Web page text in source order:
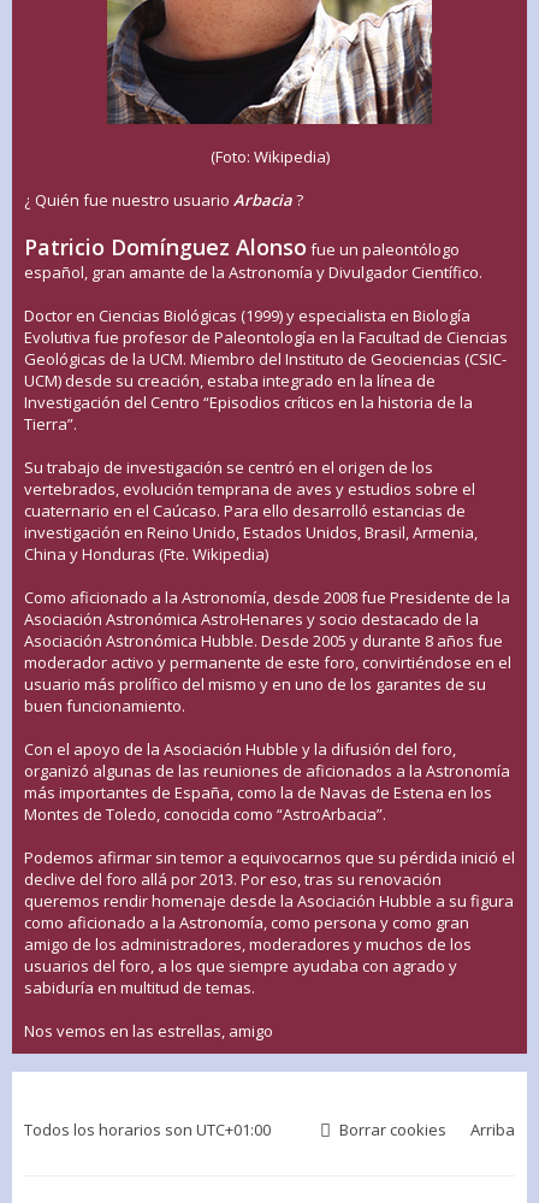
(Foto: Wikipedia)
¿ Quién fue nuestro usuario Arbacia?
Patricio Domínguez Alonso fue un paleontólogo
español, gran amante de la Astronomía y Divulgador Científico.
Doctor en Ciencias Biológicas (1999) y especialista en Biología
Evolutiva fue profesor de Paleontología en la Facultad de Ciencias
Geológicas de la UCM. Miembro del Instituto de Geociencias (CSIC-
UCM) desde su creación, estaba integrado en la línea de
Investigación del Centro “Episodios críticos en la historia de la
Tierra”.
Su trabajo de investigación se centró en el origen de los
vertebrados, evolución temprana de aves y estudios sobre el
cuaternario en el Caúcaso. Para ello desarrolló estancias de
investigación en Reino Unido, Estados Unidos, Brasil, Armenia,
China y Honduras (Fte. Wikipedia)
Como aficionado a la Astronomía, desde 2008 fue Presidente de la
Asociación Astronómica AstroHenares y socio destacado de la
Asociación Astronómica Hubble. Desde 2005 y durante 8 años fue
moderador activo y permanente de este foro, convirtiéndose en el
usuario más prolífico del mismo y en uno de los garantes de su
buen funcionamiento.
Con el apoyo de la Asociación Hubble y la difusión del foro,
organizó algunas de las reuniones de aficionados a la Astronomía
más importantes de España, como la de Navas de Estena en los
Montes de Toledo, conocida como “AstroArbacia”.
Podemos afirmar sin temor a equivocarnos que su pérdida inició el
declive del foro allá por 2013. Por eso, tras su renovación
queremos rendir homenaje desde la Asociación Hubble a su figura
como aficionado a la Astronomía, como persona y como gran
amigo de los administradores, moderadores y muchos de los
usuarios del foro, a los que siempre ayudaba con agrado y
sabiduría en multitud de temas.
Nos vemos en las estrellas, amigo
Todos los horarios son UTC+01:00 Arriba
Borrar cookies